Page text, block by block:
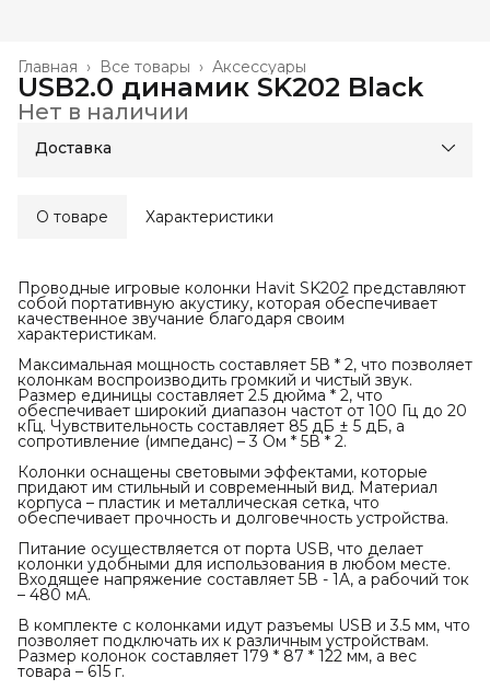
Аксессуары
Все товары ›
Главная ›
USB2.0 динамик SK202 Black
Нет в наличии
Доставка
О товаре Характеристики
Проводные игровые колонки Havit SK202 представляют
собой портативную акустику, которая обеспечивает
качественное звучание благодаря своим
характеристикам.
Максимальная мощность составляет 5В * 2, что позволяет
колонкам воспроизводить громкий и чистый звук.
Размер единицы составляет 2.5 дюйма * 2, что
обеспечивает широкий диапазон частот от 100 Гц до 20
кГц. Чувствительность составляет 85 дБ ± 5 дБ, а
сопротивление (импеданс) – 3 Ом * 5В * 2.
Колонки оснащены световыми эффектами, которые
придают им стильный и современный вид. Материал
корпуса – пластик и металлическая сетка, что
обеспечивает прочность и долговечность устройства.
Питание осуществляется от порта USB, что делает
колонки удобными для использования в любом месте.
Входящее напряжение составляет 5В - 1A, а рабочий ток
– 480 мА.
В комплекте с колонками идут разъемы USB и 3.5 мм, что
позволяет подключать их к различным устройствам.
Размер колонок составляет 179 * 87 * 122 мм, а вес
товара – 615 г.